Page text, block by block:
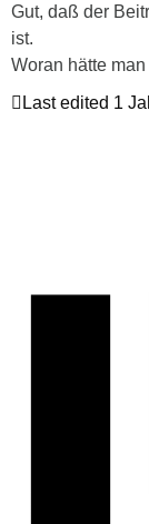
Gut, daß der
ist.
Woran hätte
Last edited 1